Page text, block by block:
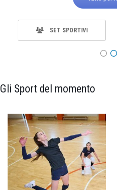
SET SPORTIVI
Gli Sport del momento